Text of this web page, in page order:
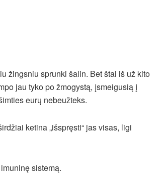
žingsniu sprunki šalin. Bet štai iš už kito
jau tyko po žmogystą, įsmeigusią į
eurų nebeužteks.
ketina „išspręsti“ jas visas, ligi
sistemą.